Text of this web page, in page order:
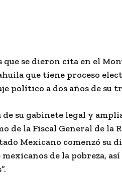
que se dieron cita en el
que tiene proceso
político a dos años de su
de su gabinete legal y
de la Fiscal General de la
Mexicano comenzó su
de la pobreza,